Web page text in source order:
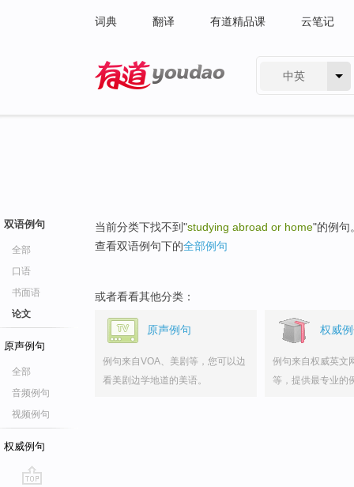
词典 翻译 有道精品课 云笔记
中英
双语例句
全部
口语
书面语
论文
原声例句
全部
音频例句
视频例句
权威例句
当前分类下找不到"studying abroad or home"的例句
查看双语例句下的全部例句
或者看看其他分类：
原声例句
例句来自VOA、美剧等，您可以边
看美剧边学地道的美语。
权威
例句来自权威英文
等，提供最专业的